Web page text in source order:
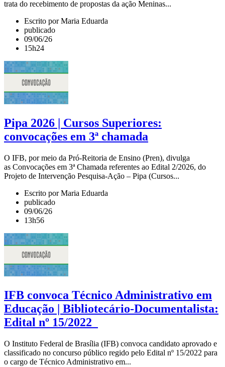
trata do recebimento de propostas da ação Meninas...
Escrito por Maria Eduarda
publicado
09/06/26
15h24
Pipa 2026 | Cursos Superiores:
convocações em 3ª chamada
O IFB, por meio da Pró-Reitoria de Ensino (Pren), divulga
as Convocações em 3ª Chamada referentes ao Edital 2/2026, do
Projeto de Intervenção Pesquisa-Ação – Pipa (Cursos...
Escrito por Maria Eduarda
publicado
09/06/26
13h56
IFB convoca Técnico Administrativo em
Educação | Bibliotecário-Documentalista:
Edital nº 15/2022
O Instituto Federal de Brasília (IFB) convoca candidato aprovado e
classificado no concurso público regido pelo Edital nº 15/2022 para
o cargo de Técnico Administrativo em...